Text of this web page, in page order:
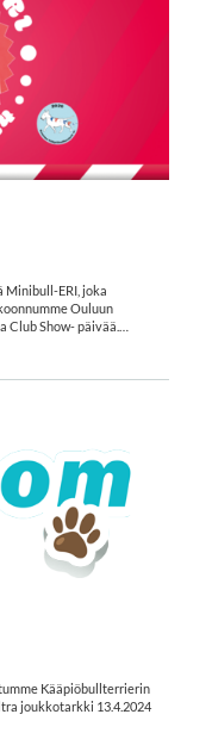
ERI, joka
Ouluun
Show- päivää.…
Kääpiöbullterrierin
joukkotarkki 13.4.2024